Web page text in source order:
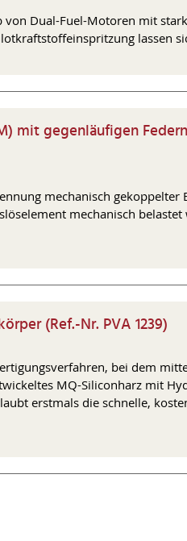
Dual-Fuel-Motoren mit
lassen
mit gegenläufigen
mechanisch
mechanisch
(Ref.-Nr. PVA 1239)
bei dem
MQ-Siliconharz mit
erstmals die schnelle,